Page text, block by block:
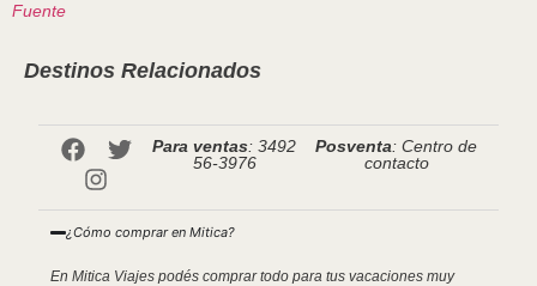
Fuente
Destinos Relacionados
Para ventas: 3492
56-3976
Posventa: Centro de
contacto
¿Cómo comprar en Mitica?
En Mitica Viajes podés comprar todo para tus vacaciones muy